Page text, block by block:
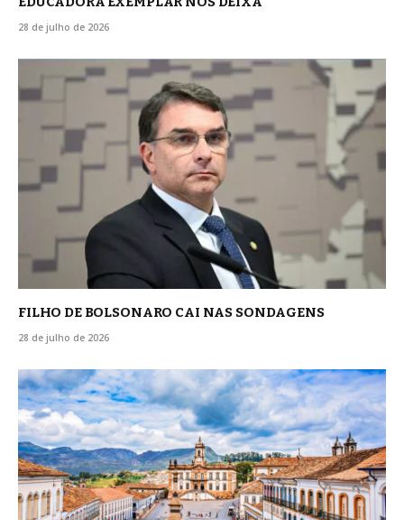
28 de julho de 2026
FILHO DE BOLSONARO CAI NAS SONDAGENS
28 de julho de 2026